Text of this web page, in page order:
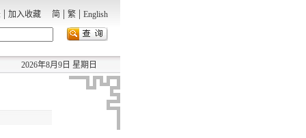
| 加入收藏 简 | 繁 | English
2026年8月9日 星期日